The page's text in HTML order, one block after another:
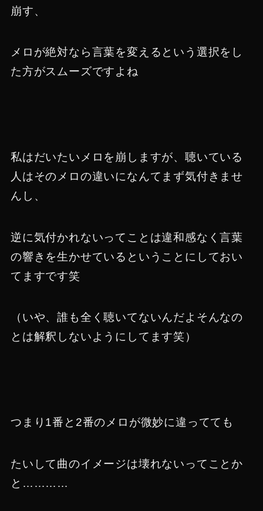
崩す、
メロが絶対なら言葉を変えるという選択をし
た方がスムーズですよね
私はだいたいメロを崩しますが、聴いている
人はそのメロの違いになんてまず気付きませ
んし、
逆に気付かれないってことは違和感なく言葉
の響きを生かせているということにしておい
てますです笑
（いや、誰も全く聴いてないんだよそんなの
とは解釈しないようにしてます笑）
つまり1番と2番のメロが微妙に違ってても
たいして曲のイメージは壊れないってことか
と…………